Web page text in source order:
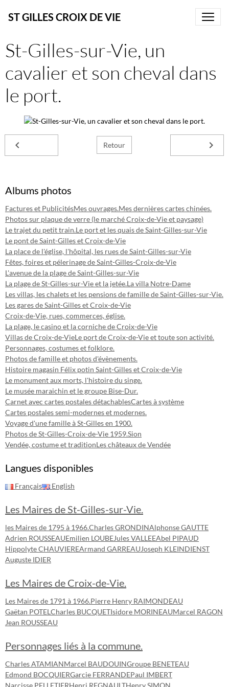
ST GILLES CROIX DE VIE
St-Gilles-sur-Vie, un
cavalier et son cheval dans
le port.
Retour
Albums photos
Factures et PublicitésMes ouvrages.Mes dernières cartes chinées.
Photos sur plaque de verre (le marché Croix-de-Vie et paysage)
Le trajet du petit train.Le port et les quais de Saint-Gilles-sur-Vie
Le pont de Saint-Gilles et Croix-de-Vie
La place de l'église, l'hôpital, les rues de Saint-Gilles-sur-Vie
Fêtes, foires et pélerinage de Saint-Gilles-Croix-de-Vie
L'avenue de la plage de Saint-Gilles-sur-Vie
La plage de St-Gilles-sur-Vie et la jetée.La villa Notre-Dame
Les villas, les chalets et les pensions de famille de Saint-Gilles-sur-Vie.
Les gares de Saint-Gilles et Croix-de-Vie
Croix-de-Vie, rues, commerces, église.
La plage, le casino et la corniche de Croix-de-Vie
Villas de Croix-de-VieLe port de Croix-de-Vie et toute son activité.
Personnages, costumes et folklore.
Photos de famille et photos d'évènements.
Histoire magasin Félix potin Saint-Gilles et Croix-de-Vie
Le monument aux morts, l'histoire du singe.
Le musée maraichin et le groupe Bise-Dur.
Carnet avec cartes postales détachablesCartes à système
Cartes postales semi-modernes et modernes.
Voyage d'une famille à St-Gilles en 1900.
Photos de St-Gilles-Croix-de-Vie 1959.Sion
Vendée, costume et traditionLes châteaux de Vendée
Langues disponibles
Français English
Les Maires de St-Gilles-sur-Vie.
les Maires de 1795 à 1966.Charles GRONDINAlphonse GAUTTE
Adrien ROUSSEAUEmilien LOUBEJules VALLEEAbel PIPAUD
Hippolyte CHAUVIEREArmand GARREAUJoseph KLEINDIENST
Auguste IDIER
Les Maires de Croix-de-Vie.
Les Maires de 1791 à 1966.Pierre Henry RAIMONDEAU
Gaëtan POTEL Charles BUCQUETIsidore MORINEAUMarcel RAGON
Jean ROUSSEAU
Personnages liés à la commune.
Charles ATAMIANMarcel BAUDOUINGroupe BENETEAU
Edmond BOCQUIERGarcie FERRANDEPaul IMBERT
Narcisse PELLETIERHenri REGNAULTHenry SIMON